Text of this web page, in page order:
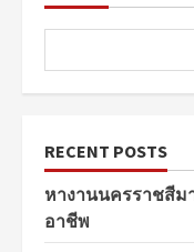
RECENT POSTS
หางานนครราชสีม
อาชีพ